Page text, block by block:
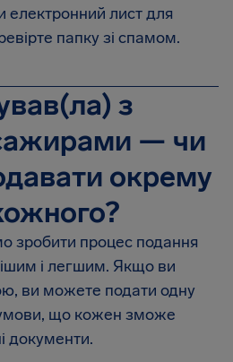
лист для
папку зі спамом.
з
— чи
окрему
зробити процес подання
і легшим. Якщо ви
ви можете подати одну
умови, що кожен зможе
документи.